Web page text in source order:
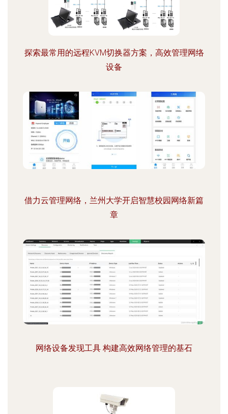
探索最常用的远程KVM切换器方案，高效管理网络
设备
借力云管理网络，兰州大学开启智慧校园网络新篇
章
网络设备发现工具 构建高效网络管理的基石